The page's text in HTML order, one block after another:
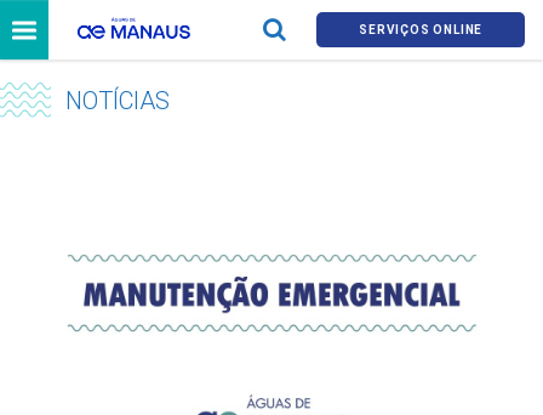
SERVIÇOS ONLINE
NOTÍCIAS